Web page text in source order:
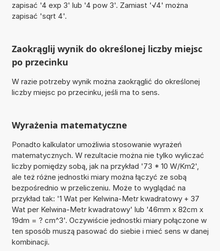
zapisać '4 exp 3' lub '4 pow 3'. Zamiast '√4' można
zapisać 'sqrt 4'.
Zaokrąglij wynik do określonej liczby miejsc
po przecinku
W razie potrzeby wynik można zaokrąglić do określonej
liczby miejsc po przecinku, jeśli ma to sens.
Wyrażenia matematyczne
Ponadto kalkulator umożliwia stosowanie wyrażeń
matematycznych. W rezultacie można nie tylko wyliczać
liczby pomiędzy sobą, jak na przykład '73 * 10 W/Km2',
ale też różne jednostki miary można łączyć ze sobą
bezpośrednio w przeliczeniu. Może to wyglądać na
przykład tak: '1 Wat per Kelwina-Metr kwadratowy + 37
Wat per Kelwina-Metr kwadratowy' lub '46mm x 82cm x
19dm = ? cm^3'. Oczywiście jednostki miary połączone w
ten sposób muszą pasować do siebie i mieć sens w danej
kombinacji.